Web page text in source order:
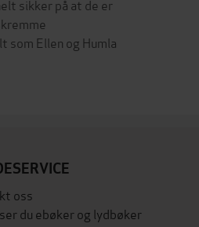
sikker på at de er
som Ellen og Humla
oss
du ebøker og lydbøker